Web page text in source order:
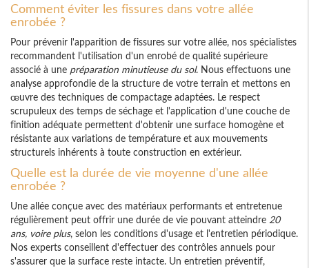
Comment éviter les fissures dans votre allée
enrobée ?
Pour prévenir l'apparition de fissures sur votre allée, nos spécialistes
recommandent l'utilisation d'un enrobé de qualité supérieure
associé à une préparation minutieuse du sol. Nous effectuons une
analyse approfondie de la structure de votre terrain et mettons en
œuvre des techniques de compactage adaptées. Le respect
scrupuleux des temps de séchage et l'application d'une couche de
finition adéquate permettent d'obtenir une surface homogène et
résistante aux variations de température et aux mouvements
structurels inhérents à toute construction en extérieur.
Quelle est la durée de vie moyenne d'une allée
enrobée ?
Une allée conçue avec des matériaux performants et entretenue
régulièrement peut offrir une durée de vie pouvant atteindre 20
ans, voire plus, selon les conditions d'usage et l'entretien périodique.
Nos experts conseillent d'effectuer des contrôles annuels pour
s'assurer que la surface reste intacte. Un entretien préventif,